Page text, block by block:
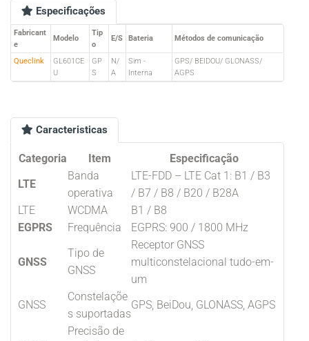
Especificações
Fabricant
e
Modelo
Tip
o
E/S Bateria Métodos de comunicação
Queclink
GL601CE
U
GP
S
N/
A
Sim -
Interna
GPS/ BEIDOU/ GLONASS/
AGPS
Caracteristicas
Categoria Item
Especificação
LTE
Banda
operativa
LTE-FDD – LTE Cat 1: B1 / B3
/ B7 / B8 / B20 / B28A
LTE
WCDMA
B1 / B8
EGPRS
Frequência EGPRS: 900 / 1800 MHz
GNSS
Tipo de
GNSS
Receptor GNSS
multiconstelacional tudo-em-
um
GNSS
Constelaçõe
s suportadas
GPS, BeiDou, GLONASS, AGPS
Precisão de